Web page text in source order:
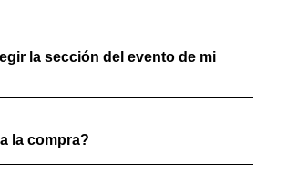
la sección del evento de mi
la compra?